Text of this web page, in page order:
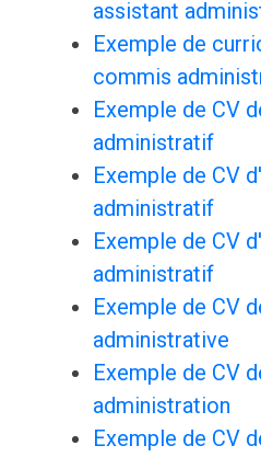
assistant
Exemple de
commis
Exemple de CV
administratif
Exemple de CV
administratif
Exemple de CV
administratif
Exemple de CV
administrative
Exemple de CV
administration
Exemple de CV